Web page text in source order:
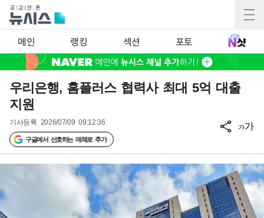
메인 랭킹 섹션 포토
우리은행, 홈플러스 협력사 최대 5억 대출
지원
기사등록 2026/07/09 09:12:36
구글에서 선호하는 매체로 추가
가가